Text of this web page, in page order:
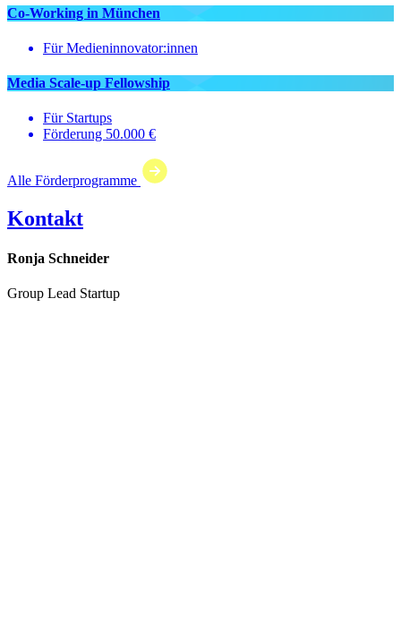
Co-Working in München
Für Medieninnovator:innen
Media Scale‑up Fellowship
Für Startups
Förderung 50.000 €
Alle Förderprogramme
Kontakt
Ronja Schneider
Group Lead Startup